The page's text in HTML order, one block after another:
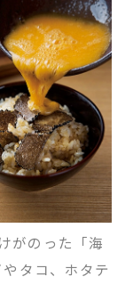
がのった「海
タコ、ホタテ